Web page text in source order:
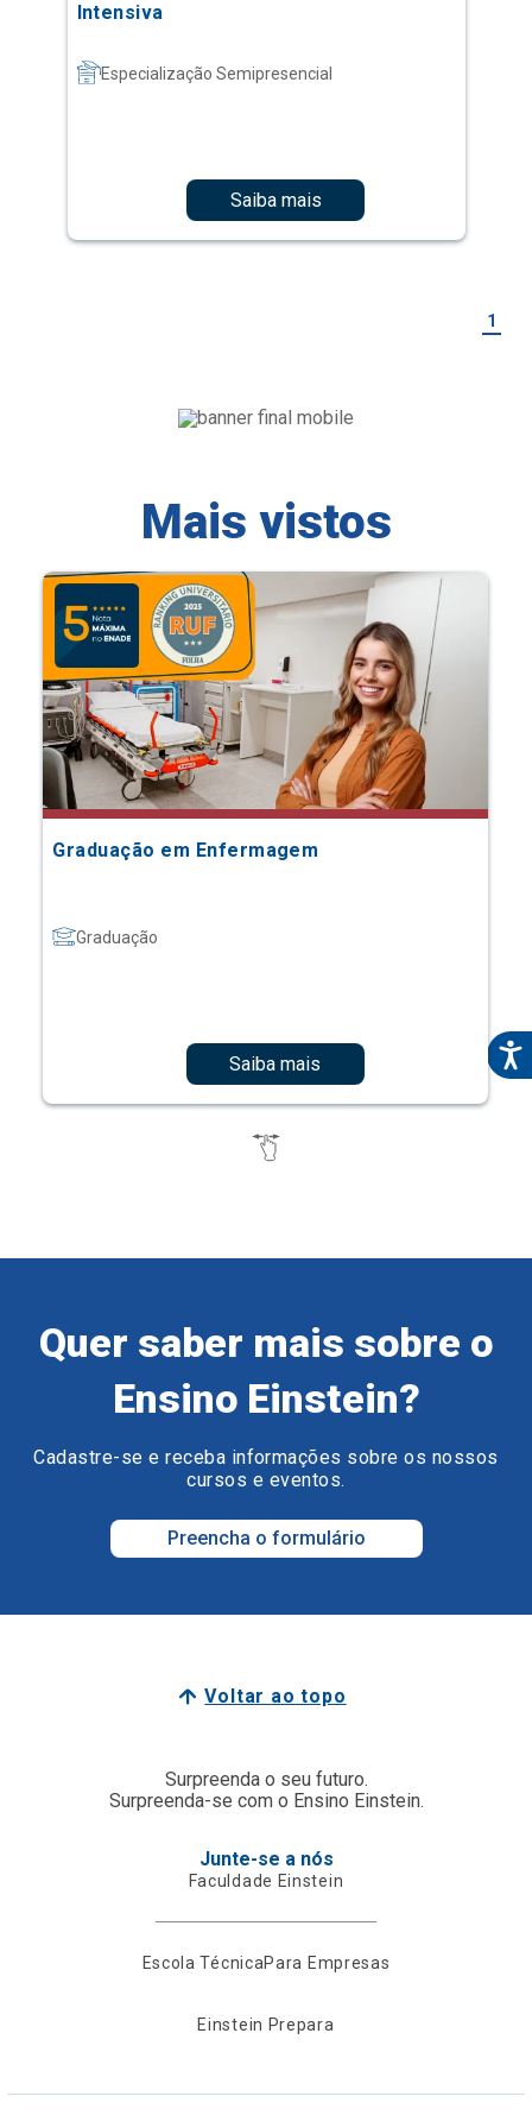
Intensiva
Especialização Semipresencial
Saiba mais
1
Mais vistos
Graduação em Enfermagem
Graduação
Saiba mais
Quer saber mais sobre o
Ensino Einstein?
Cadastre-se e receba informações sobre os nossos
cursos e eventos.
Preencha o formulário
Voltar ao topo
Surpreenda o seu futuro.
Surpreenda-se com o Ensino Einstein.
Junte-se a nós
Faculdade Einstein
Escola TécnicaPara Empresas
Einstein Prepara